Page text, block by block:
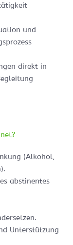
und
direkt in
(Alkohol,
abstinentes
Unterstützung